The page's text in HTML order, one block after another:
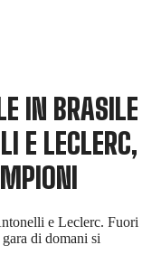
IN BRASILE
E LECLERC,
e Leclerc. Fuori
di domani si